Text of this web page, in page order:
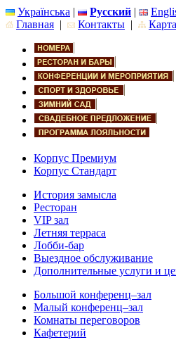
Українська | Русский |
Главная | Контакты |
Корпус Премиум
Корпус Стандарт
История замысла
Ресторан
VIP зал
Летняя терраса
Лобби-бар
Выездное обслуживание
Дополнительные услуги и
Большой конференц–зал
Малый конференц–зал
Комнаты переговоров
Кафетерий